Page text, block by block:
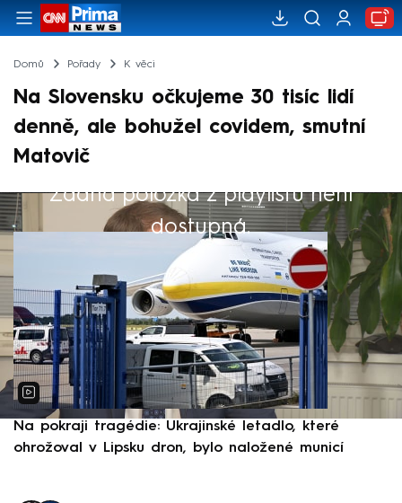
Domů Pořady K věci
Na Slovensku očkujeme 30 tisíc lidí
denně, ale bohužel covidem, smutní
Matovič
Žádná položka z playlistu není
dostupná.
Výběr redakce
Na pokraji tragédie: Ukrajinské letadlo, které
ohrožoval v Lipsku dron, bylo naložené municí